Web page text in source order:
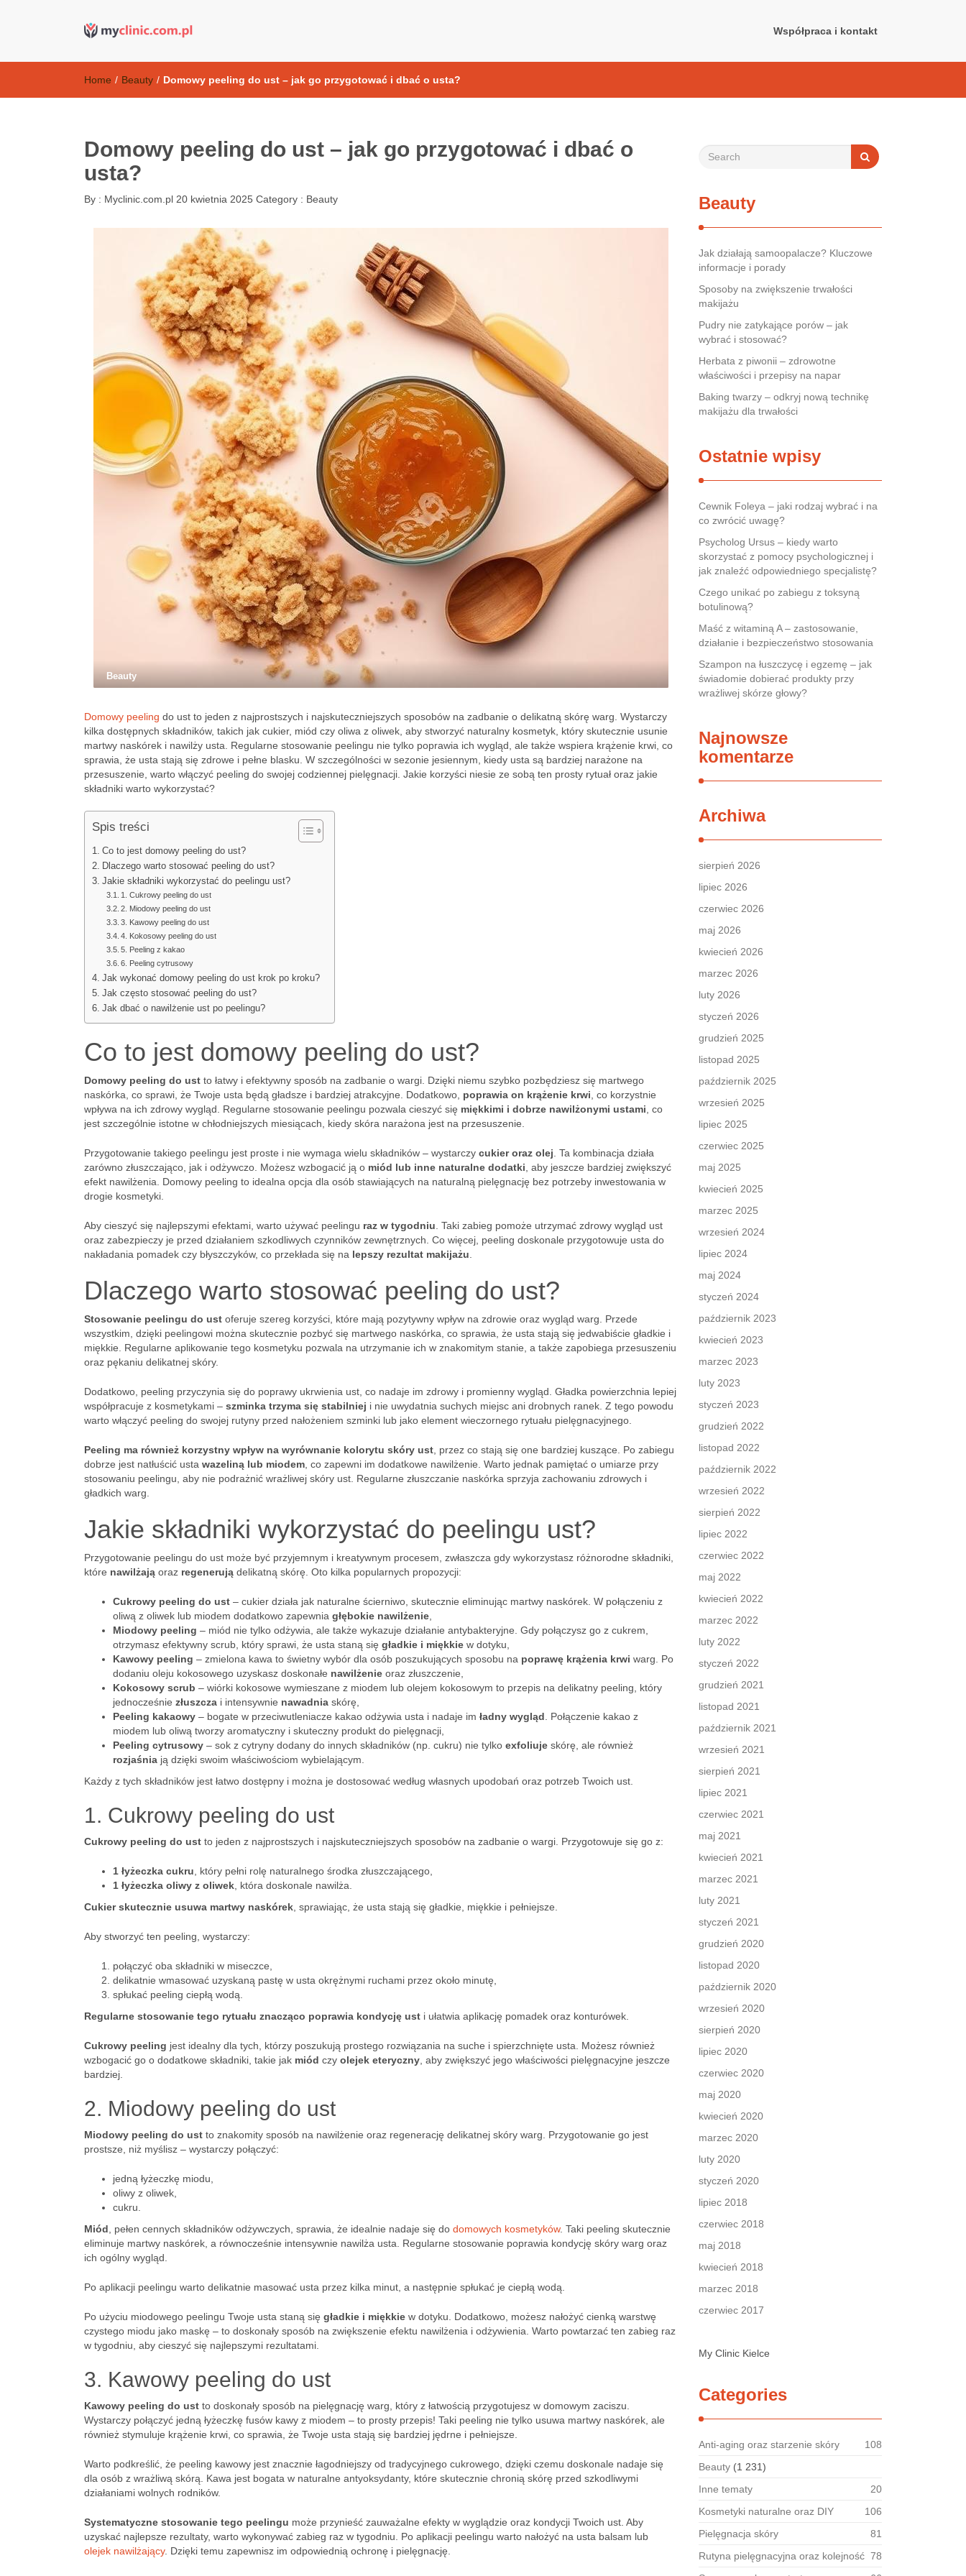
Współpraca i kontakt
Home / Beauty / Domowy peeling do ust – jak go przygotować i dbać o usta?
Domowy peeling do ust – jak go przygotować i dbać o
usta?
By : Myclinic.com.pl 20 kwietnia 2025 Category : Beauty
Beauty
Domowy peeling do ust to jeden z najprostszych i najskuteczniejszych sposobów na zadbanie o delikatną skórę warg. Wystarczy
kilka dostępnych składników, takich jak cukier, miód czy oliwa z oliwek, aby stworzyć naturalny kosmetyk, który skutecznie usunie
martwy naskórek i nawilży usta. Regularne stosowanie peelingu nie tylko poprawia ich wygląd, ale także wspiera krążenie krwi, co
sprawia, że usta stają się zdrowe i pełne blasku. W szczególności w sezonie jesiennym, kiedy usta są bardziej narażone na
przesuszenie, warto włączyć peeling do swojej codziennej pielęgnacji. Jakie korzyści niesie ze sobą ten prosty rytuał oraz jakie
składniki warto wykorzystać?
Spis treści
Co to jest domowy peeling do ust?
Dlaczego warto stosować peeling do ust?
Jakie składniki wykorzystać do peelingu ust?
1. Cukrowy peeling do ust
2. Miodowy peeling do ust
3. Kawowy peeling do ust
4. Kokosowy peeling do ust
5. Peeling z kakao
6. Peeling cytrusowy
Jak wykonać domowy peeling do ust krok po kroku?
Jak często stosować peeling do ust?
Jak dbać o nawilżenie ust po peelingu?
Co to jest domowy peeling do ust?
Domowy peeling do ust to łatwy i efektywny sposób na zadbanie o wargi. Dzięki niemu szybko pozbędziesz się martwego
naskórka, co sprawi, że Twoje usta będą gładsze i bardziej atrakcyjne. Dodatkowo, poprawia on krążenie krwi , co korzystnie
wpływa na ich zdrowy wygląd. Regularne stosowanie peelingu pozwala cieszyć się miękkimi i dobrze nawilżonymi ustami , co
jest szczególnie istotne w chłodniejszych miesiącach, kiedy skóra narażona jest na przesuszenie.
Przygotowanie takiego peelingu jest proste i nie wymaga wielu składników – wystarczy cukier oraz olej . Ta kombinacja działa
zarówno złuszczająco, jak i odżywczo. Możesz wzbogacić ją o miód lub inne naturalne dodatki , aby jeszcze bardziej zwiększyć
efekt nawilżenia. Domowy peeling to idealna opcja dla osób stawiających na naturalną pielęgnację bez potrzeby inwestowania w
drogie kosmetyki.
Aby cieszyć się najlepszymi efektami, warto używać peelingu raz w tygodniu . Taki zabieg pomoże utrzymać zdrowy wygląd ust
oraz zabezpieczy je przed działaniem szkodliwych czynników zewnętrznych. Co więcej, peeling doskonale przygotowuje usta do
nakładania pomadek czy błyszczyków, co przekłada się na lepszy rezultat makijażu
Dlaczego warto stosować peeling do ust?
Stosowanie peelingu do ust oferuje szereg korzyści, które mają pozytywny wpływ na zdrowie oraz wygląd warg. Przede
wszystkim, dzięki peelingowi można skutecznie pozbyć się martwego naskórka, co sprawia, że usta stają się jedwabiście gładkie i
miękkie. Regularne aplikowanie tego kosmetyku pozwala na utrzymanie ich w znakomitym stanie, a także zapobiega przesuszeniu
oraz pękaniu delikatnej skóry.
Dodatkowo, peeling przyczynia się do poprawy ukrwienia ust, co nadaje im zdrowy i promienny wygląd. Gładka powierzchnia lepiej
współpracuje z kosmetykami – szminka trzyma się stabilniej i nie uwydatnia suchych miejsc ani drobnych ranek. Z tego powodu
warto włączyć peeling do swojej rutyny przed nałożeniem szminki lub jako element wieczornego rytuału pielęgnacyjnego.
Peeling ma również korzystny wpływ na wyrównanie kolorytu skóry ust , przez co stają się one bardziej kuszące. Po zabiegu
dobrze jest natłuścić usta wazeliną lub miodem , co zapewni im dodatkowe nawilżenie. Warto jednak pamiętać o umiarze przy
stosowaniu peelingu, aby nie podrażnić wrażliwej skóry ust. Regularne złuszczanie naskórka sprzyja zachowaniu zdrowych i
gładkich warg.
Jakie składniki wykorzystać do peelingu ust?
Przygotowanie peelingu do ust może być przyjemnym i kreatywnym procesem, zwłaszcza gdy wykorzystasz różnorodne składniki,
które nawilżają oraz regenerują delikatną skórę. Oto kilka popularnych propozycji:
Cukrowy peeling do ust – cukier działa jak naturalne ścierniwo, skutecznie eliminując martwy naskórek. W połączeniu z
oliwą z oliwek lub miodem dodatkowo zapewnia głębokie nawilżenie
Miodowy peeling – miód nie tylko odżywia, ale także wykazuje działanie antybakteryjne. Gdy połączysz go z cukrem,
otrzymasz efektywny scrub, który sprawi, że usta staną się gładkie i miękkie w dotyku,
Kawowy peeling – zmielona kawa to świetny wybór dla osób poszukujących sposobu na poprawę krążenia krwi warg. Po
dodaniu oleju kokosowego uzyskasz doskonałe nawilżenie oraz złuszczenie,
Kokosowy scrub – wiórki kokosowe wymieszane z miodem lub olejem kokosowym to przepis na delikatny peeling, który
jednocześnie złuszcza i intensywnie nawadnia skórę,
Peeling kakaowy – bogate w przeciwutleniacze kakao odżywia usta i nadaje im ładny wygląd . Połączenie kakao z
miodem lub oliwą tworzy aromatyczny i skuteczny produkt do pielęgnacji,
Peeling cytrusowy – sok z cytryny dodany do innych składników (np. cukru) nie tylko exfoliuje skórę, ale również
rozjaśnia ją dzięki swoim właściwościom wybielającym.
Każdy z tych składników jest łatwo dostępny i można je dostosować według własnych upodobań oraz potrzeb Twoich ust.
1. Cukrowy peeling do ust
Cukrowy peeling do ust to jeden z najprostszych i najskuteczniejszych sposobów na zadbanie o wargi. Przygotowuje się go z:
1 łyżeczka cukru , który pełni rolę naturalnego środka złuszczającego,
1 łyżeczka oliwy z oliwek , która doskonale nawilża.
Cukier skutecznie usuwa martwy naskórek , sprawiając, że usta stają się gładkie, miękkie i pełniejsze.
Aby stworzyć ten peeling, wystarczy:
połączyć oba składniki w miseczce,
delikatnie wmasować uzyskaną pastę w usta okrężnymi ruchami przez około minutę,
spłukać peeling ciepłą wodą.
Regularne stosowanie tego rytuału znacząco poprawia kondycję ust i ułatwia aplikację pomadek oraz konturówek.
Cukrowy peeling jest idealny dla tych, którzy poszukują prostego rozwiązania na suche i spierzchnięte usta. Możesz również
wzbogacić go o dodatkowe składniki, takie jak miód czy olejek eteryczny , aby zwiększyć jego właściwości pielęgnacyjne jeszcze
bardziej.
2. Miodowy peeling do ust
Miodowy peeling do ust to znakomity sposób na nawilżenie oraz regenerację delikatnej skóry warg. Przygotowanie go jest
prostsze, niż myślisz – wystarczy połączyć:
jedną łyżeczkę miodu,
oliwy z oliwek,
cukru.
Miód , pełen cennych składników odżywczych, sprawia, że idealnie nadaje się do domowych kosmetyków. Taki peeling skutecznie
eliminuje martwy naskórek, a równocześnie intensywnie nawilża usta. Regularne stosowanie poprawia kondycję skóry warg oraz
ich ogólny wygląd.
Po aplikacji peelingu warto delikatnie masować usta przez kilka minut, a następnie spłukać je ciepłą wodą.
Po użyciu miodowego peelingu Twoje usta staną się gładkie i miękkie w dotyku. Dodatkowo, możesz nałożyć cienką warstwę
czystego miodu jako maskę – to doskonały sposób na zwiększenie efektu nawilżenia i odżywienia. Warto powtarzać ten zabieg raz
w tygodniu, aby cieszyć się najlepszymi rezultatami.
3. Kawowy peeling do ust
Kawowy peeling do ust to doskonały sposób na pielęgnację warg, który z łatwością przygotujesz w domowym zaciszu.
Wystarczy połączyć jedną łyżeczkę fusów kawy z miodem – to prosty przepis! Taki peeling nie tylko usuwa martwy naskórek, ale
również stymuluje krążenie krwi, co sprawia, że Twoje usta stają się bardziej jędrne i pełniejsze.
Warto podkreślić, że peeling kawowy jest znacznie łagodniejszy od tradycyjnego cukrowego, dzięki czemu doskonale nadaje się
dla osób z wrażliwą skórą. Kawa jest bogata w naturalne antyoksydanty, które skutecznie chronią skórę przed szkodliwymi
działaniami wolnych rodników.
Systematyczne stosowanie tego peelingu może przynieść zauważalne efekty w wyglądzie oraz kondycji Twoich ust. Aby
uzyskać najlepsze rezultaty, warto wykonywać zabieg raz w tygodniu. Po aplikacji peelingu warto nałożyć na usta balsam lub
olejek nawilżający. Dzięki temu zapewnisz im odpowiednią ochronę i pielęgnację.
Beauty
Jak działają samoopalacze? Kluczowe
informacje i porady
Sposoby na zwiększenie trwałości
makijażu
Pudry nie zatykające porów – jak
wybrać i stosować?
Herbata z piwonii – zdrowotne
właściwości i przepisy na napar
Baking twarzy – odkryj nową technikę
makijażu dla trwałości
Ostatnie wpisy
Cewnik Foleya – jaki rodzaj wybrać i na
co zwrócić uwagę?
Psycholog Ursus – kiedy warto
skorzystać z pomocy psychologicznej i
jak znaleźć odpowiedniego specjalistę?
Czego unikać po zabiegu z toksyną
botulinową?
Maść z witaminą A – zastosowanie,
działanie i bezpieczeństwo stosowania
Szampon na łuszczycę i egzemę – jak
świadomie dobierać produkty przy
wrażliwej skórze głowy?
Najnowsze
komentarze
Archiwa
sierpień 2026
lipiec 2026
czerwiec 2026
maj 2026
kwiecień 2026
marzec 2026
luty 2026
styczeń 2026
grudzień 2025
listopad 2025
październik 2025
wrzesień 2025
lipiec 2025
czerwiec 2025
maj 2025
kwiecień 2025
marzec 2025
wrzesień 2024
lipiec 2024
maj 2024
styczeń 2024
październik 2023
kwiecień 2023
marzec 2023
luty 2023
styczeń 2023
grudzień 2022
listopad 2022
październik 2022
wrzesień 2022
sierpień 2022
lipiec 2022
czerwiec 2022
maj 2022
kwiecień 2022
marzec 2022
luty 2022
styczeń 2022
grudzień 2021
listopad 2021
październik 2021
wrzesień 2021
sierpień 2021
lipiec 2021
czerwiec 2021
maj 2021
kwiecień 2021
marzec 2021
luty 2021
styczeń 2021
grudzień 2020
listopad 2020
październik 2020
wrzesień 2020
sierpień 2020
lipiec 2020
czerwiec 2020
maj 2020
kwiecień 2020
marzec 2020
luty 2020
styczeń 2020
lipiec 2018
czerwiec 2018
maj 2018
kwiecień 2018
marzec 2018
czerwiec 2017
My Clinic Kielce
Categories
Anti-aging oraz starzenie skóry
108
Beauty (1 231)
Inne tematy
20
Kosmetyki naturalne oraz DIY
106
Pielęgnacja skóry
81
Rutyna pielęgnacyjna oraz kolejność 78